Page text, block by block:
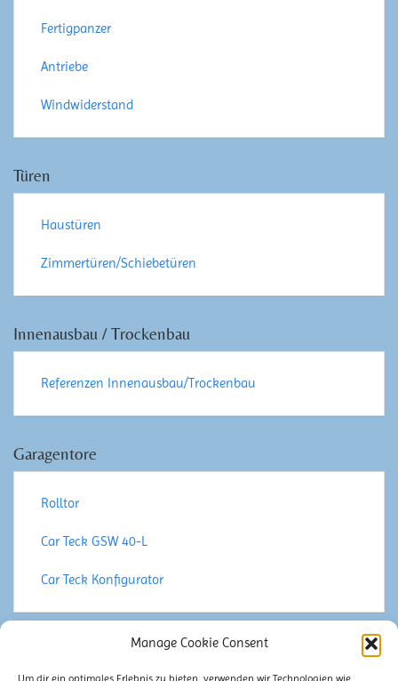
Manage Cookie Consent
Um dir ein optimales Erlebnis zu bieten, verwenden wir Technologien wie
Fertigpanzer
Antriebe
Windwiderstand
Türen
Haustüren
Zimmertüren/Schiebetüren
Innenausbau / Trockenbau
Referenzen Innenausbau/Trockenbau
Garagentore
Rolltor
Car Teck GSW 40-L
Car Teck Konfigurator